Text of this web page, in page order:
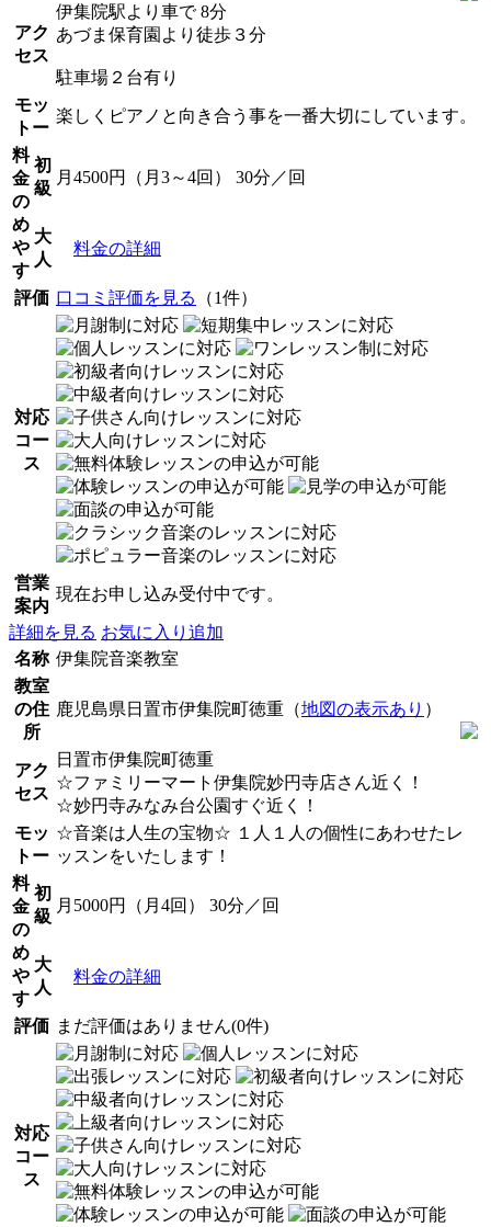
アク
セス
伊集院駅より車で 8分
あづま保育園より徒歩３分
駐車場２台有り
モッ
トー
楽しくピアノと向き合う事を一番大切にしています。
料
金
の
め
や
す
初
級
月4500円（月3～4回） 30分／回
大
人
料金の詳細
評価 口コミ評価を見る （1件）
対応
コー
ス
営業
案内
現在お申し込み受付中です。
詳細を見る お気に入り追加
名称 伊集院音楽教室
教室
の住
所
鹿児島県日置市伊集院町徳重（地図の表示あり ）
アク
セス
日置市伊集院町徳重
☆ファミリーマート伊集院妙円寺店さん近く！
☆妙円寺みなみ台公園すぐ近く！
モッ
トー
☆音楽は人生の宝物☆ １人１人の個性にあわせたレ
ッスンをいたします！
料
金
の
め
や
す
初
級
月5000円（月4回） 30分／回
大
人
料金の詳細
評価 まだ評価はありません(0件)
対応
コー
ス